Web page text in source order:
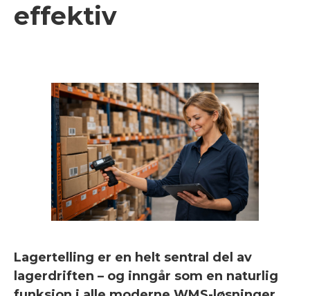
effektiv
Lagertelling er en helt sentral del av
lagerdriften – og inngår som en naturlig